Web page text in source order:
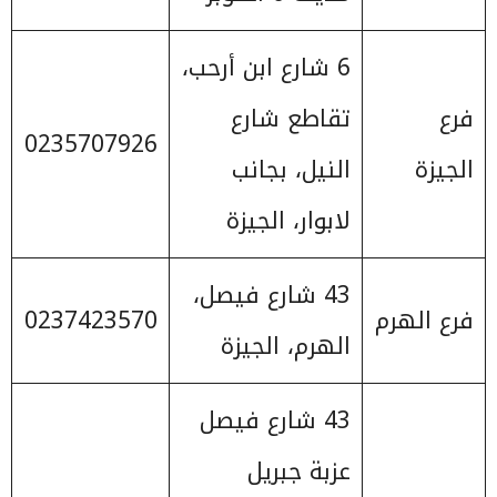
فرع
الجيزة
6 شارع ابن أرحب،
تقاطع شارع
النيل، بجانب
لابوار، الجيزة
0235707926
فرع الهرم
43 شارع فيصل،
الهرم، الجيزة
0237423570
43 شارع فيصل
عزبة جبريل